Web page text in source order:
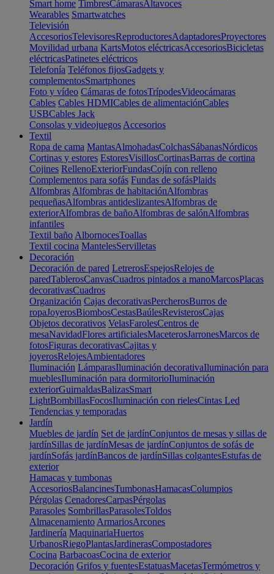
Smart home TimbresCámarasAltavoces
Wearables Smartwatches
Televisión
AccesoriosTelevisoresReproductoresAdaptadoresProyectores
Movilidad urbana KartsMotos eléctricasAccesoriosBicicletas
eléctricasPatinetes eléctricos
Telefonía Teléfonos fijosGadgets y
complementosSmartphones
Foto y vídeo Cámaras de fotosTrípodesVideocámaras
Cables Cables HDMICables de alimentaciónCables
USBCables Jack
Consolas y videojuegos Accesorios
Textil
Ropa de cama MantasAlmohadasColchasSábanasNórdicos
Cortinas y estores EstoresVisillosCortinasBarras de cortina
Cojines RellenoExteriorFundasCojín con relleno
Complementos para sofás Fundas de sofásPlaids
Alfombras Alfombras de habitaciónAlfombras
pequeñasAlfombras antideslizantesAlfombras de
exteriorAlfombras de bañoAlfombras de salónAlfombras
infantiles
Textil baño AlbornocesToallas
Textil cocina MantelesServilletas
Decoración
Decoración de pared LetrerosEspejosRelojes de
paredTablerosCanvasCuadros pintados a manoMarcosPlacas
decorativasCuadros
Organización Cajas decorativasPercherosBurros de
ropaJoyerosBiombosCestasBaúlesRevisterosCajas
Objetos decorativos VelasFarolesCentros de
mesaNavidadFlores artificialesMaceterosJarronesMarcos de
fotosFiguras decorativasCajitas y
joyerosRelojesAmbientadores
Iluminación LámparasIluminación decorativaIluminación para
mueblesIluminación para dormitorioIluminación
exteriorGuirnaldasBalizasSmart
LightBombillasFocosIluminación con rielesCintas Led
Tendencias y temporadas
Jardín
Muebles de jardín Set de jardínConjuntos de mesas y sillas de
jardínSillas de jardínMesas de jardínConjuntos de sofás de
jardínSofás jardínBancos de jardínSillas colgantesEstufas de
exterior
Hamacas y tumbonas
AccesoriosBalancinesTumbonasHamacasColumpios
Pérgolas CenadoresCarpasPérgolas
Parasoles SombrillasParasolesToldos
Almacenamiento ArmariosArcones
Jardinería MaquinariaHuertos
UrbanosRiegoPlantasJardinerasCompostadores
Cocina BarbacoasCocina de exterior
Decoración Grifos y fuentesEstatuasMacetasTermómetros y